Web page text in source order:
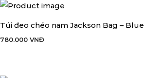
THÊM VÀO GIỎ HÀNG
Túi đeo chéo nam Jackson Bag – Blue
780.000 VNĐ